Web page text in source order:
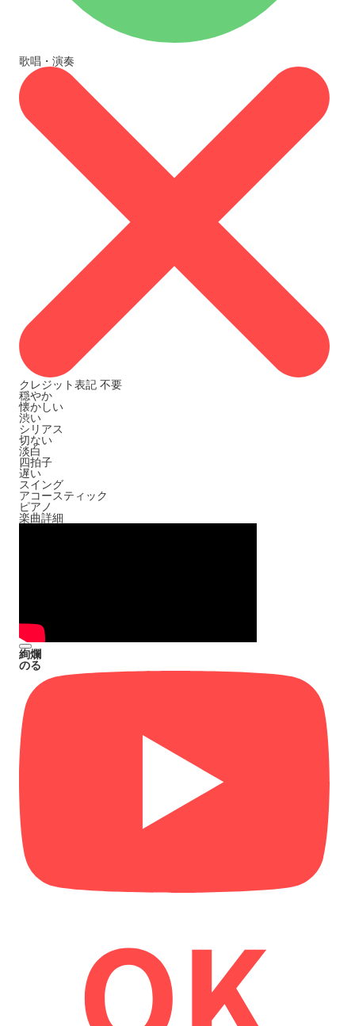
歌唱・演奏
クレジット表記 不要
穏やか
懐かしい
渋い
シリアス
切ない
淡白
四拍子
遅い
スイング
アコースティック
ピアノ
楽曲詳細
絢爛
のる